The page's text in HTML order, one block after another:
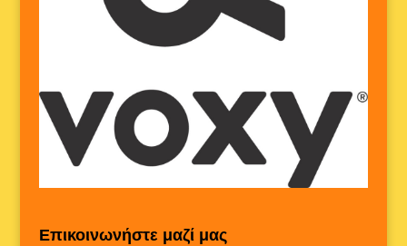
Επικοινωνήστε μαζί μας